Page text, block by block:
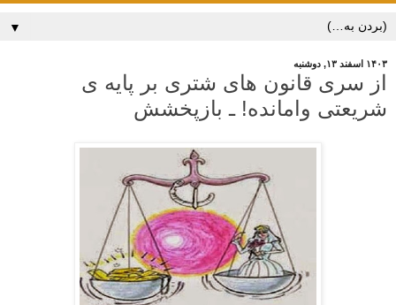
▼
۱۴۰۳ اسفند ۱۳, دوشنبه
از سری قانون های شتری بر پایه ی
شریعتی وامانده! ـ بازپخشش